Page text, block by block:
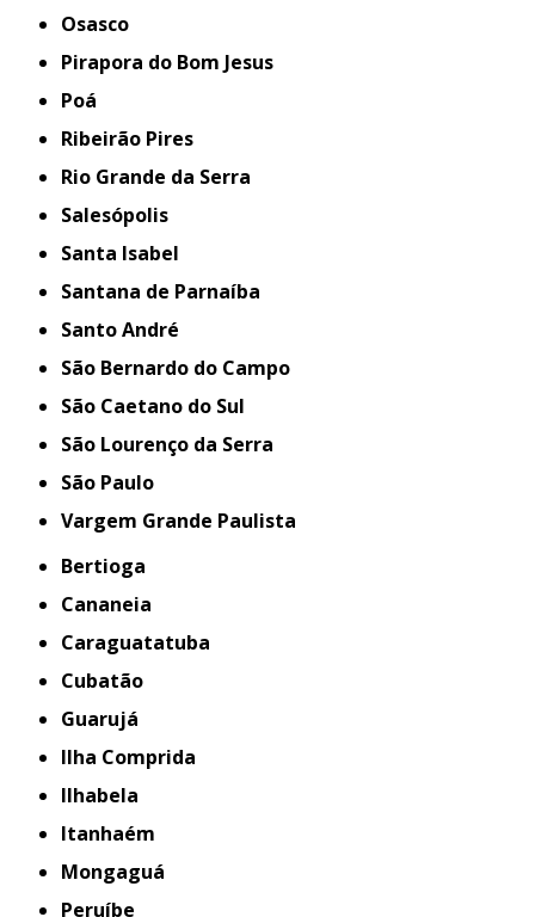
Osasco
Pirapora do Bom Jesus
Poá
Ribeirão Pires
Rio Grande da Serra
Salesópolis
Santa Isabel
Santana de Parnaíba
Santo André
São Bernardo do Campo
São Caetano do Sul
São Lourenço da Serra
São Paulo
Vargem Grande Paulista
Bertioga
Cananeia
Caraguatatuba
Cubatão
Guarujá
Ilha Comprida
Ilhabela
Itanhaém
Mongaguá
Peruíbe